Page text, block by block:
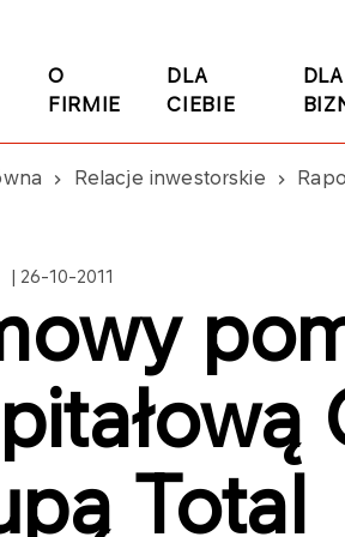
O
FIRMIE
DLA
CIEBIE
DLA
Relacje inwestorskie
| 26-10-2011
Total